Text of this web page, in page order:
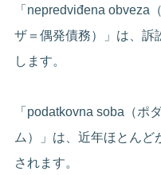
「nepredviđena obveza
ザ＝偶発債務）」は、訴
します。
「podatkovna soba（ポ
ム）」は、近年ほとんど
されます。